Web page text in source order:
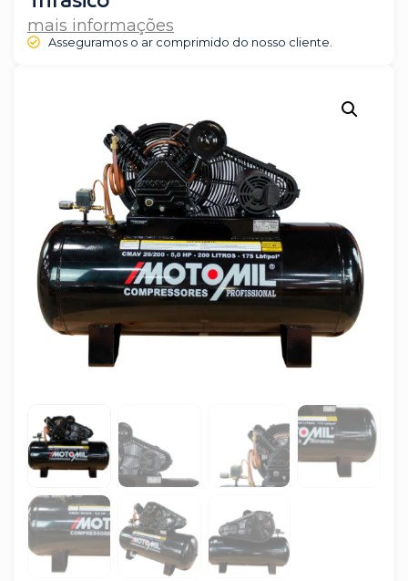
mais informações
Asseguramos o ar comprimido do nosso cliente.